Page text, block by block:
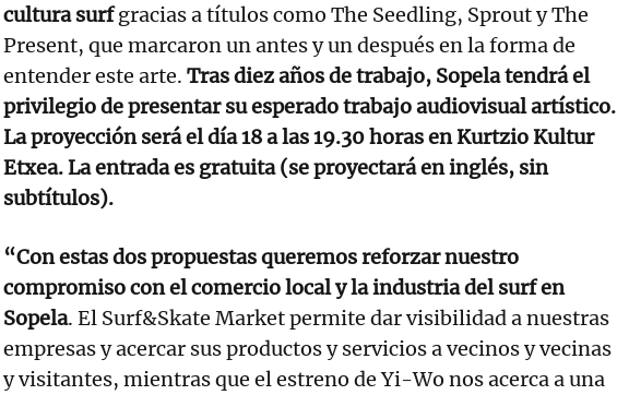
cultura surfgracias a títulos como The Seedling, Sprout y The
Present, que marcaron un antes y un después en la forma de
entender este arte. Tras diez años de trabajo, Sopela tendrá el
privilegio de presentar su esperado trabajo audiovisual artístico.
La proyección será el día 18 a las 19.30 horas en Kurtzio Kultur
Etxea. La entrada es gratuita (se proyectará en inglés, sin
subtítulos).
“Con estas dos propuestas queremos reforzar nuestro
compromiso con el comercio local y la industria del surf en
Sopela. El Surf&Skate Market permite dar visibilidad a nuestras
empresas y acercar sus productos y servicios a vecinos y vecinas
y visitantes, mientras que el estreno de Yi-Wo nos acerca a una